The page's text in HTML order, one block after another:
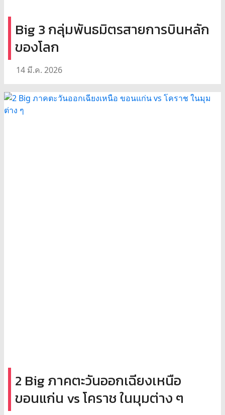
Big 3 กลุ่มพันธมิตรสายการบินหลัก
ของโลก
14 มี.ค. 2026
2 Big ภาคตะวันออกเฉียงเหนือ
ขอนแก่น vs โคราช ในมุมต่าง ๆ